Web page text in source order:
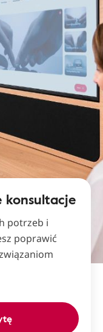
konsultacje
potrzeb i
poprawić